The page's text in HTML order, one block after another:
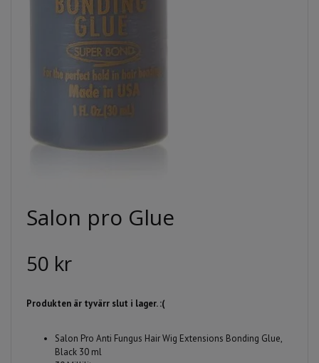
Salon pro Glue
50 kr
Produkten är tyvärr slut i lager. :(
Salon Pro Anti Fungus Hair Wig Extensions Bonding Glue,
Black 30 ml